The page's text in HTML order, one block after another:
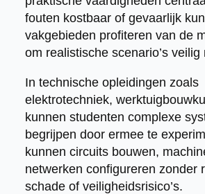
fouten kostbaar of gevaarlijk
vakgebieden profiteren van de
om realistische scenario’s
In technische opleidingen zoals
elektrotechniek,
kunnen studenten complexe
begrijpen door ermee te
kunnen circuits bouwen,
netwerken configureren zonder
schade of veiligheidsrisico’s.